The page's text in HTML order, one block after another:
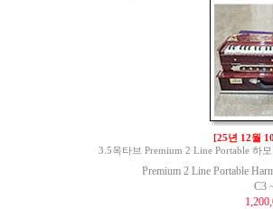
[25년 12월
3.5옥타브 Premium 2 Line Portable 하
Premium 2 Line Portable
C3